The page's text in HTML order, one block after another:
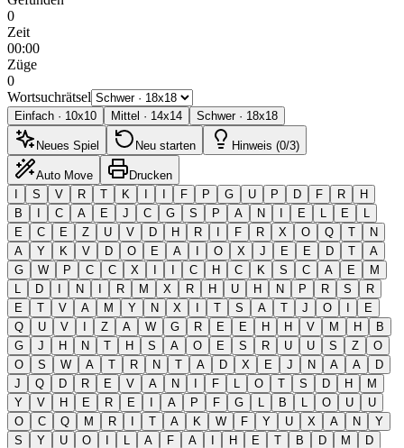
0
Zeit
00:00
Züge
0
Wortsuchrätsel
Einfach · 10x10 Mittel · 14x14 Schwer· 18x18
Neues Spiel Neu starten Hinweis (0/3)
Auto Move
Drucken
I
S V R T K I I F P G U P D F R
H
B
I C A E J C G S P A N I E L E
L
E
C E Z U V D H R I F R X O Q T
N
A
Y K V D O E A I O X J E E D T
A
G
W P C C X I I C H C K S C A E
M
L
D I N I R M X R H U H N P R S
R
E
T V A M Y N X I T S A T J O I
E
Q
U V I Z A W G R E E H H V M H
B
G
J H N T H S A O E S R U U S Z
O
O
S W A T R N T A D X E J N A A
D
J
Q D R E V A N I F L O T S D H
M
Y
V H E R E I A P F G L B L O U
U
O
C Q M R I T A K W F Y U X A N
Y
S
Y U O I L A F A I H E T B D M
D